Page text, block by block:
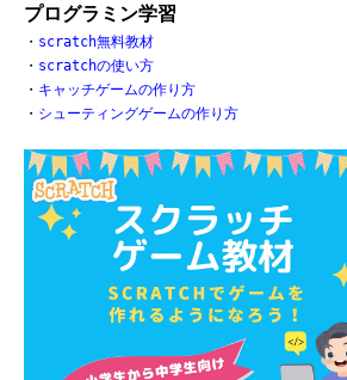
プログラミン学習
・ scratch無料教材
・ scratchの使い方
・ キャッチゲームの作り方
・ シューティングゲームの作り方